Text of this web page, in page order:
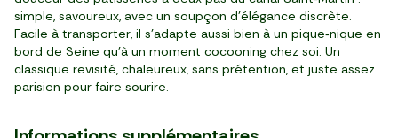
simple, savoureux, avec un soupçon d’élégance discrète.
Facile à transporter, il s’adapte aussi bien à un pique‑nique en
bord de Seine qu’à un moment cocooning chez soi. Un
classique revisité, chaleureux, sans prétention, et juste assez
parisien pour faire sourire.